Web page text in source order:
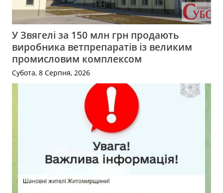
У Звягелі за 150 млн грн продають
виробника ветпрепаратів із великим
промисловим комплексом
Субота, 8 Серпня, 2026